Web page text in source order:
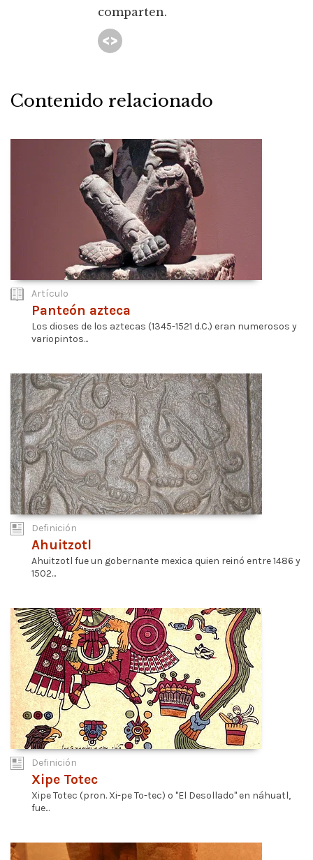
comparten.
Contenido relacionado
Artículo
Panteón azteca
Los dioses de los aztecas (1345-1521 d.C.) eran numerosos y
variopintos...
Definición
Ahuitzotl
Ahuitzotl fue un gobernante mexica quien reinó entre 1486 y
1502...
Definición
Xipe Totec
Xipe Totec (pron. Xi-pe To-tec) o "El Desollado" en náhuatl,
fue...